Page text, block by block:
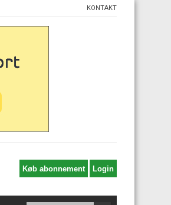
KONTAKT